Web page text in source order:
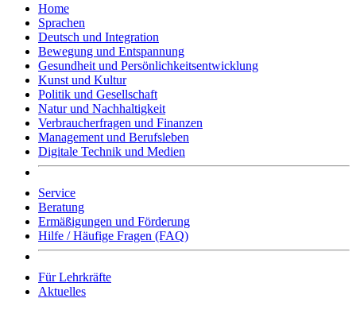
Home
Sprachen
Deutsch und Integration
Bewegung und Entspannung
Gesundheit und Persönlichkeitsentwicklung
Kunst und Kultur
Politik und Gesellschaft
Natur und Nachhaltigkeit
Verbraucherfragen und Finanzen
Management und Berufsleben
Digitale Technik und Medien
Service
Beratung
Ermäßigungen und Förderung
Hilfe / Häufige Fragen (FAQ)
Für Lehrkräfte
Aktuelles